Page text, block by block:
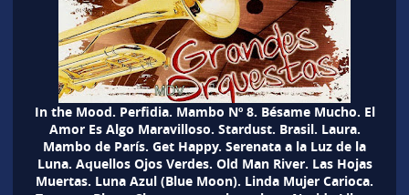
In the Mood. Perfidia. Mambo Nº 8. Bésame Mucho. El
Amor Es Algo Maravilloso. Stardust. Brasil. Laura.
Mambo de París. Get Happy. Serenata a la Luz de la
Luna. Aquellos Ojos Verdes. Old Man River. Las Hojas
Muertas. Luna Azul (Blue Moon). Linda Mujer Carioca.